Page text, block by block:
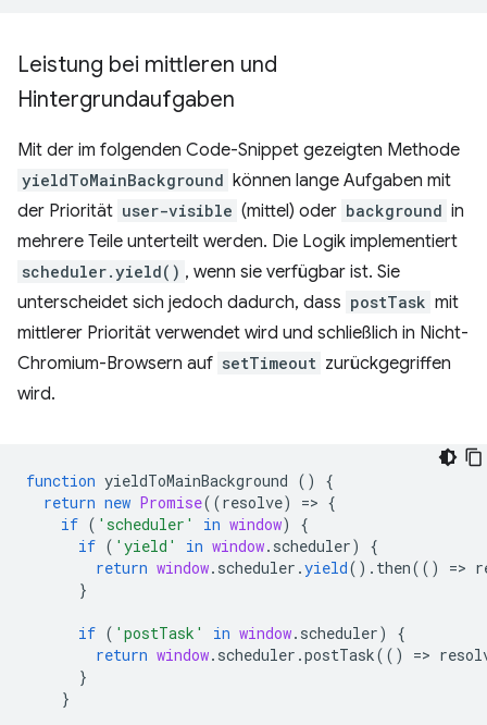
Leistung bei mittleren und
Hintergrundaufgaben
Mit der im folgenden Code-Snippet gezeigten Methode
yieldToMainBackground können lange Aufgaben mit
der Priorität user-visible (mittel) oder background in
mehrere Teile unterteilt werden. Die Logik implementiert
scheduler.yield() , wenn sie verfügbar ist. Sie
unterscheidet sich jedoch dadurch, dass postTask mit
mittlerer Priorität verwendet wird und schließlich in Nicht-
Chromium-Browsern auf setTimeout zurückgegriffen
wird.
function yieldToMainBackground ()
{
return new Promise((resolve) => {
if ( 'scheduler' in window)
{
if ( 'yield' in window. scheduler)
{
return window. scheduler .yield(). then(() =>
}
if ( 'postTask' in window. scheduler)
{
return window. scheduler .postTask(() =>
}
}